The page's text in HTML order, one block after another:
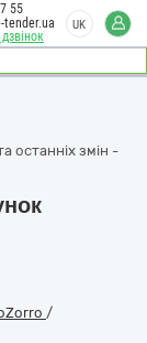
55
tender.ua
UK
останніх змін -
/